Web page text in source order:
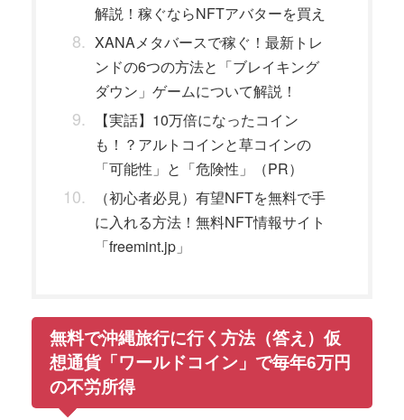
解説！稼ぐならNFTアバターを買え
XANAメタバースで稼ぐ！最新トレ
ンドの6つの方法と「ブレイキング
ダウン」ゲームについて解説！
【実話】10万倍になったコイン
も！？アルトコインと草コインの
「可能性」と「危険性」（PR）
（初心者必見）有望NFTを無料で手
に入れる方法！無料NFT情報サイト
「freemint.jp」
無料で沖縄旅行に行く方法（答え）仮
想通貨「ワールドコイン」で毎年6万円
の不労所得